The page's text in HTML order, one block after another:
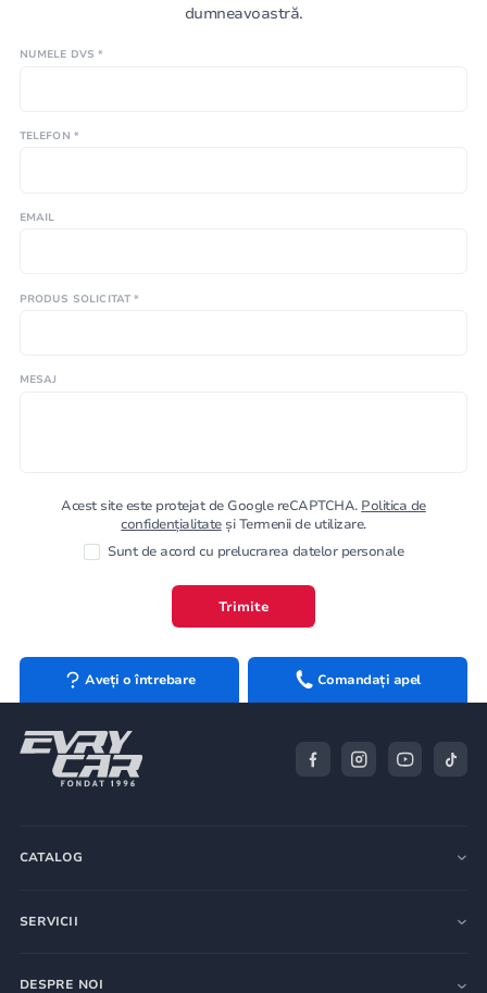
dumneavoastră.
NUMELE DVS *
TELEFON *
EMAIL
PRODUS SOLICITAT *
MESAJ
Acest site este protejat de Google reCAPTCHA. Politica de
confidențialitateși Termenii de utilizare.
Sunt de acord cu prelucrarea datelor personale
Trimite
Aveți o întrebare Comandați apel
CATALOG
SERVICII
DESPRE NOI